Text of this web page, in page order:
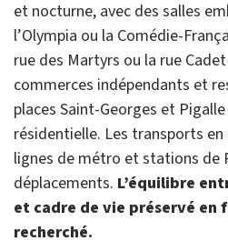
et nocturne, avec des salles
l’Olympia ou la Comédie-
rue des Martyrs ou la rue
commerces indépendants et
places Saint-Georges et
résidentielle. Les transports
lignes de métro et stations de
déplacements. L’équilibre
et cadre de vie préservé en
recherché.